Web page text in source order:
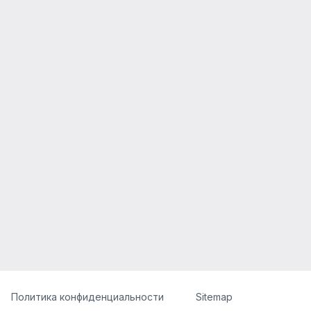
Политика конфиденциальности Sitemap